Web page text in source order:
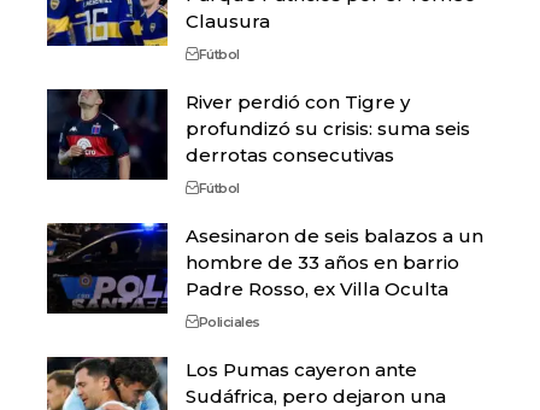
Clausura
Fútbol
River perdió con Tigre y
profundizó su crisis: suma seis
derrotas consecutivas
Fútbol
Asesinaron de seis balazos a un
hombre de 33 años en barrio
Padre Rosso, ex Villa Oculta
Policiales
Los Pumas cayeron ante
Sudáfrica, pero dejaron una